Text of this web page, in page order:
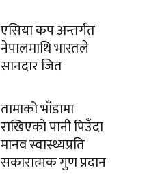
एसिया कप अन्तर्गत
नेपालमाथि भारतले
सानदार जित
तामाको भाँडामा
राखिएको पानी पिउँदा
मानव स्वास्थ्यप्रति
सकारात्मक गुण प्रदान